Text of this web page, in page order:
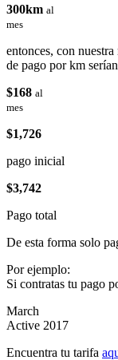
300km al
mes
entonces, con
de pago por km serían
$168 al
mes
$1,726
pago inicial
$3,742
Pago total
De esta forma solo
Por ejemplo:
Si contratas tu pago
March
Active 2017
Encuentra tu tarifa